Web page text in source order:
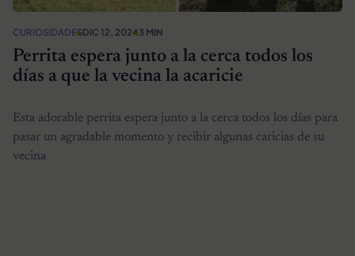
CURIOSIDADESDIC 12, 20243 MIN
Perrita espera junto a la cerca todos los
días a que la vecina la acaricie
Esta adorable perrita espera junto a la cerca todos los días para
pasar un agradable momento y recibir algunas caricias de su
vecina